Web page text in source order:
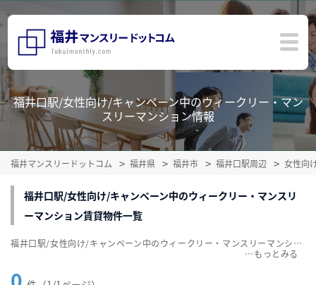
福井口駅/女性向け/キャンペーン中のウィークリー・マン
スリーマンション情報
福井マンスリードットコム 福井県 福井市 福井口駅周辺 女性向
福井口駅/女性向け/キャンペーン中のウィークリー・マンスリ
ーマンション賃貸物件一覧
福井口駅/女性向け/キャンペーン中のウィークリー・マンスリーマンション賃貸物件一覧を掲載中。敷金・礼金無料、家具・家電付をご紹介。こだわり条件での絞込みも簡単！
…